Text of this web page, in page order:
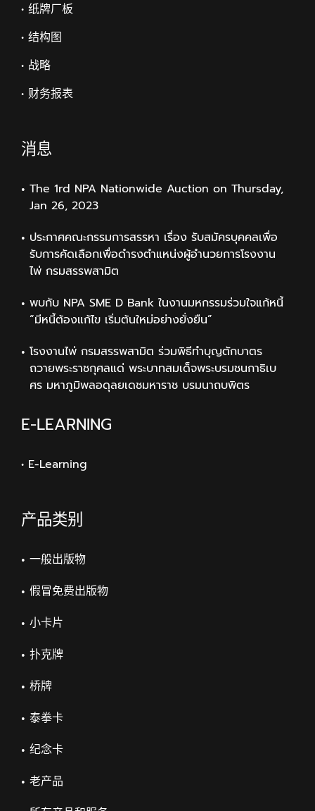
• 纸牌厂板
• 结构图
• 战略
• 财务报表
消息
The 1rd NPA Nationwide Auction on Thursday,
Jan 26, 2023
ประกาศคณะกรรมการสรรหา เรื่อง รับสมัครบุคคลเพื่อ
รับการคัดเลือกเพื่อดำรงตำแหน่งผู้อำนวยการโรงงาน
ไพ่ กรมสรรพสามิต
พบกับ NPA SME D Bank ในงานมหกรรมร่วมใจแก้หนี้
“มีหนี้ต้องแก้ไข เริ่มต้นใหม่อย่างยั่งยืน”
โรงงานไพ่ กรมสรรพสามิต ร่วมพิธีทำบุญตักบาตร
ถวายพระราชกุศลแด่ พระบาทสมเด็จพระบรมชนกาธิเบ
ศร มหาภูมิพลอดุลยเดชมหาราช บรมนาถบพิตร
E-LEARNING
• E-Learning
产品类别
一般出版物
假冒免费出版物
小卡片
扑克牌
桥牌
泰拳卡
纪念卡
老产品